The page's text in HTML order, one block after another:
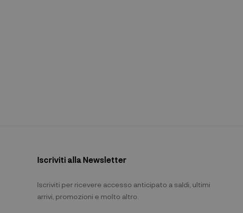
Iscriviti alla Newsletter
Iscriviti per ricevere accesso anticipato a saldi, ultimi
arrivi, promozioni e molto altro.